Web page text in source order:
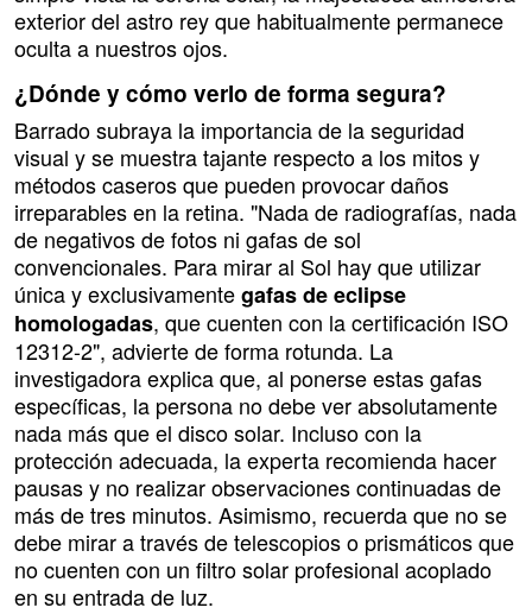
exterior del astro rey que habitualmente permanece
oculta a nuestros ojos.
¿Dónde y cómo verlo de forma segura?
Barrado subraya la importancia de la seguridad
visual y se muestra tajante respecto a los mitos y
métodos caseros que pueden provocar daños
irreparables en la retina. "Nada de radiografías, nada
de negativos de fotos ni gafas de sol
convencionales. Para mirar al Sol hay que utilizar
única y exclusivamentegafas de eclipse
homologadas, que cuenten con la certificación ISO
12312-2", advierte de forma rotunda. La
investigadora explica que, al ponerse estas gafas
específicas, la persona no debe ver absolutamente
nada más que el disco solar. Incluso con la
protección adecuada, la experta recomienda hacer
pausas y no realizar observaciones continuadas de
más de tres minutos. Asimismo, recuerda que no se
debe mirar a través de telescopios o prismáticos que
no cuenten con un filtro solar profesional acoplado
en su entrada de luz.